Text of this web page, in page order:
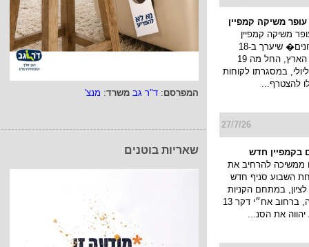
המפרסם: ד"ר גב משרד: מנצ'
שאריות בוטנים
עופר משיקה קמפיין
משיקה קמפיין
�חגיגת מועדונים� שיערך ב-18
קניונים ברחבי הארץ, החל מה 19
עד ה 22 ליולי, במסגרתו לקוחות
להצטרף...
27/7/26
בקמפיין חדש
ממשיכה להרחיב את
השבוע סניף חדש
במתחם הקניות
והבילוי פרוטאה, ברחוב אח״י דקר 13
את הסנ...